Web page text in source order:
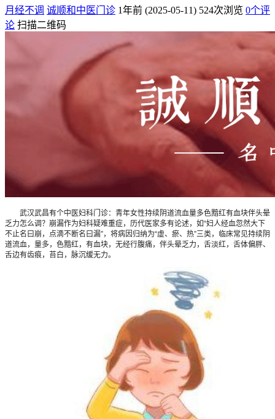
月经不调 诚顺和中医门诊 1年前 (2025-05-11) 524次浏览 0个评
论 扫描二维码
武汉武昌有个中医妇科门诊：青年女性持续阴道流血量多色黯红有血块伴头晕
乏力怎么调？崩漏作为妇科疑难重症，历代医家多有论述，如“妇人经血忽然大下
不止名曰崩，点滴不断名曰漏”，将病因归纳为“虚、瘀、热”三类，临床常见持续阴
道流血，量多，色黯红，有血块，无经行腹痛，伴头晕乏力，舌淡红，舌体偏胖、
舌边有齿痕，苔白，脉沉缓无力。